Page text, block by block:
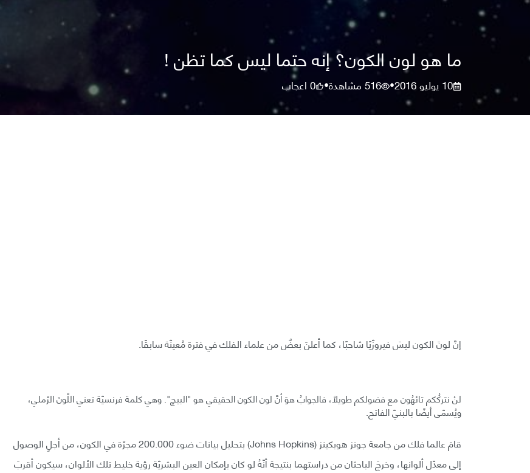
ما هو لون الكون؟ إنه حتما ليس كما تظن !
10 يوليو 2016 •
516مشاهدة•
0اعجاب
إنَّ لونَ الكون ليسَ فيروزّيًا شاحبًا، كما أعلنَ بعضٌ من علماء الفلك في فترة مُعينّة سابقًا.
لنْ نتركُكم تائهُون مع فضولكم طويلًا، فالجوابُ هوَ أنَّ لون الكون الحقيقي هو "البيچ". وهي كلمة فرنسيّة تعني اللّونَ الرّملي،
ويُسمّى أيضًا بالبنيّ الفاتح.
قامَ عالما فلك من جامعة جونز هوبكينز (Johns Hopkins) بتحليل بيانات ضوء 200.000 مجرّة في الكون، من أجلِ الوصول
إلى معدّل ألوانها، وخرجَ الباحثان من دراستهما بنتيجة أنّهُ لو كان بإمكان العين البشريّة رؤية خليط تلك الألوان، سيكون أقربَ